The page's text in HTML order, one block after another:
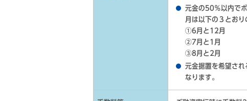
元金の50％以内で
月は以下の３とおり
①6月と12月
②7月と1月
③8月と2月
元金据置を希望さ
なります。